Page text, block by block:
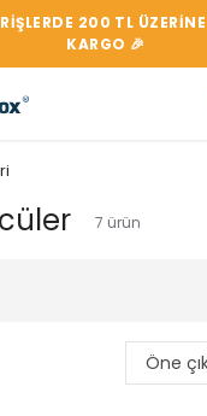
200 TL
KARGO 🎉
7 ürün
Öne